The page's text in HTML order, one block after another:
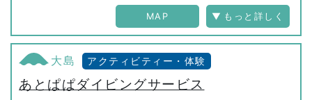
MAP
大島 アクティビティー・体験
あとぱぱダイビングサービス